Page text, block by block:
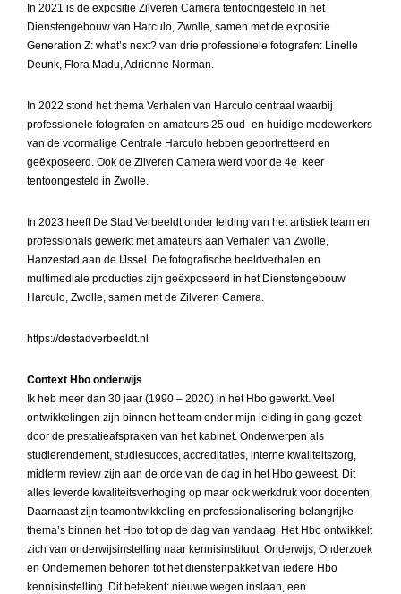
In 2021 is de expositie Zilveren Camera tentoongesteld in het
Dienstengebouw van Harculo, Zwolle, samen met de expositie
Generation Z: what’s next? van drie professionele fotografen: Linelle
Deunk, Flora Madu, Adrienne Norman.
In 2022 stond het thema Verhalen van Harculo centraal waarbij
professionele fotografen en amateurs 25 oud- en huidige medewerkers
van de voormalige Centrale Harculo hebben geportretteerd en
geëxposeerd. Ook de Zilveren Camera werd voor de 4e keer
tentoongesteld in Zwolle.
In 2023 heeft De Stad Verbeeldt onder leiding van het artistiek team en
professionals gewerkt met amateurs aan Verhalen van Zwolle,
Hanzestad aan de IJssel. De fotografische beeldverhalen en
multimediale producties zijn geëxposeerd in het Dienstengebouw
Harculo, Zwolle, samen met de Zilveren Camera.
https://destadverbeeldt.nl
Context Hbo onderwijs
Ik heb meer dan 30 jaar (1990 – 2020) in het Hbo gewerkt. Veel
ontwikkelingen zijn binnen het team onder mijn leiding in gang gezet
door de prestatieafspraken van het kabinet. Onderwerpen als
studierendement, studiesucces, accreditaties, interne kwaliteitszorg,
midterm review zijn aan de orde van de dag in het Hbo geweest. Dit
alles leverde kwaliteitsverhoging op maar ook werkdruk voor docenten.
Daarnaast zijn teamontwikkeling en professionalisering belangrijke
thema’s binnen het Hbo tot op de dag van vandaag. Het Hbo ontwikkelt
zich van onderwijsinstelling naar kennisinstituut. Onderwijs, Onderzoek
en Ondernemen behoren tot het dienstenpakket van iedere Hbo
kennisinstelling. Dit betekent: nieuwe wegen inslaan, een